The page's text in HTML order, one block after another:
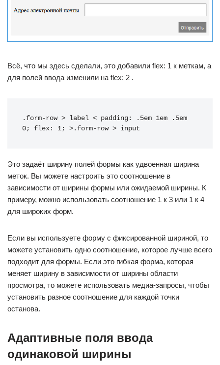
Всё, что мы здесь сделали, это добавили flex: 1 к меткам, а
для полей ввода изменили на flex: 2 .
.form-row > label < padding: .5em 1em .5em
0; flex: 1; >.form-row > input
Это задаёт ширину полей формы как удвоенная ширина
меток. Вы можете настроить это соотношение в
зависимости от ширины формы или ожидаемой ширины. К
примеру, можно использовать соотношение 1 к 3 или 1 к 4
для широких форм.
Если вы используете форму с фиксированной шириной, то
можете установить одно соотношение, которое лучше всего
подходит для формы. Если это гибкая форма, которая
меняет ширину в зависимости от ширины области
просмотра, то можете использовать медиа-запросы, чтобы
установить разное соотношение для каждой точки
останова.
Адаптивные поля ввода
одинаковой ширины